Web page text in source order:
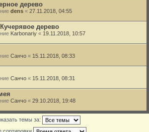
дерево
dens « 27.11.2018, 04:55
дерево
Karbonariy « 19.11.2018, 10:57
Санчо « 15.11.2018, 08:33
Санчо « 15.11.2018, 08:31
Санчо « 29.10.2018, 19:48
темы за: